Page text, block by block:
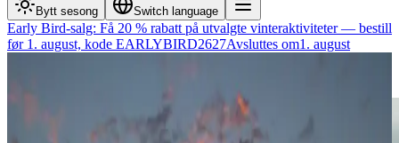
Bytt sesong Switch language
Early Bird-salg: Få 20 % rabatt på utvalgte vinteraktiviteter — bestill
før 1. august, kode EARLYBIRD2627Avsluttes om1. august